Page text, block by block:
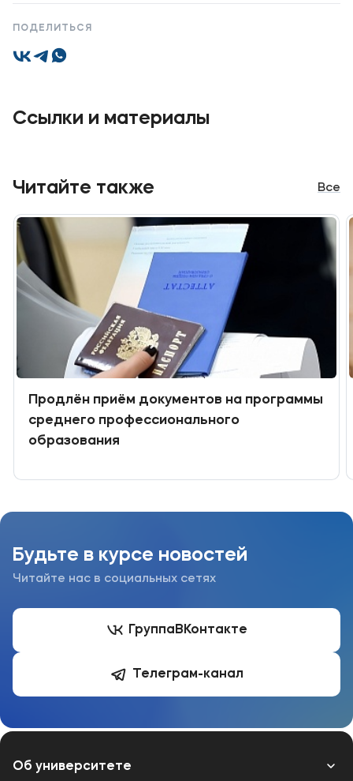
ПОДЕЛИТЬСЯ
Ссылки и материалы
Читайте также Все
Продлён приём документов на программы
среднего профессионального
образования
Будьте в курсе новостей
Читайте нас в социальных сетях
Группа ВКонтакте
Телеграм-канал
Об университете